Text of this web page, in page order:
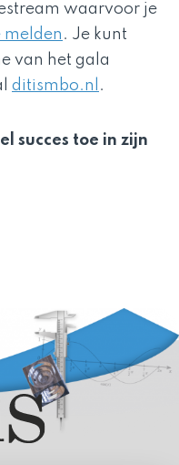
waarvoor je
melden . Je kunt
van het gala
ditismbo.nl .
succes toe in zijn